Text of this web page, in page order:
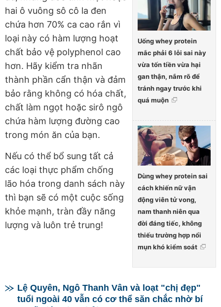
Uống whey protein
mắc phải 6 lỗi sai này
vừa tốn tiền vừa hại
gan thận, nắm rõ để
tránh ngay trước khi
quá muộn
Dùng whey protein sai
cách khiến nữ vận
động viên tử vong,
nam thanh niên qua
đời đáng tiếc, không
thiếu trường hợp nổi
mụn khó kiểm soát
hai ô vuông sô cô la đen
chứa hơn 70% ca cao rắn vì
loại này có hàm lượng hoạt
chất bảo vệ polyphenol cao
hơn. Hãy kiểm tra nhãn
thành phần cẩn thận và đảm
bảo rằng không có hóa chất,
chất làm ngọt hoặc sirô ngô
chứa hàm lượng đường cao
trong món ăn của bạn.
Nếu có thể bổ sung tất cả
các loại thực phẩm chống
lão hóa trong danh sách này
thì bạn sẽ có một cuộc sống
khỏe mạnh, tràn đầy năng
lượng và luôn trẻ trung!
Lệ Quyên, Ngô Thanh Vân và loạt "chị đẹp"
tuổi ngoài 40 vẫn có cơ thể săn chắc nhờ bí